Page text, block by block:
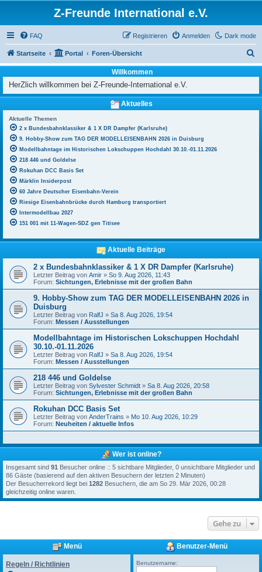
Z-Freunde International e.V.
Dark mode
FAQ Anmelden
Registrieren
Startseite Portal Foren-Übersicht
u
h
e
Willkommen
HerZlich willkommen bei Z-Freunde-International e.V.
Aktuelles
Aktuelle Themen
2 x Bundesbahnklassiker & 1 X DR Dampfer (Karlsruhe)
9. Hobby-Show zum TAG DER MODELLEISENBAHN 2026 in Duisburg
Modellbahntage im Historischen Lokschuppen Hochdahl 30.10.-01.11.2026
218 446 und Goldelse
Rokuhan DCC Basis Set
Märklin Insiderpost
60 Jahre Deutscher Eisenbahn-Verein
Riesige Eisenbahnbrücke durch Hamburg transportiert
Intermodellbau 2027
151 001 mit 11-Wagen-SDZ gen Titisee
Aktuelle Beiträge
2 x Bundesbahnklassiker & 1 X DR Dampfer (Karlsruhe)
Letzter Beitrag von Amir » So 9. Aug 2026, 11:43
Forum: Sichtungen, Erlebnisse mit der großen Bahn
9. Hobby-Show zum TAG DER MODELLEISENBAHN 2026 in
Duisburg
Letzter Beitrag von RalfJ » Sa 8. Aug 2026, 19:54
Forum: Messen / Ausstellungen
Modellbahntage im Historischen Lokschuppen Hochdahl
30.10.-01.11.2026
Letzter Beitrag von RalfJ » Sa 8. Aug 2026, 19:54
Forum: Messen / Ausstellungen
218 446 und Goldelse
Letzter Beitrag von Sylvester Schmidt » Sa 8. Aug 2026, 20:58
Forum: Sichtungen, Erlebnisse mit der großen Bahn
Rokuhan DCC Basis Set
Letzter Beitrag von AnderTrains » Mo 10. Aug 2026, 10:29
Forum: Neuheiten / aktuelle Infos
Wer ist online?
Insgesamt sind 91 Besucher online :: 5 sichtbare Mitglieder, 0 unsichtbare Mitglieder und
86 Gäste (basierend auf den aktiven Besuchern der letzten 2 Minuten)
Der Besucherrekord liegt bei 1282 Besuchern, die am So 29. Mär 2026, 00:28
gleichzeitig online waren.
Gehe zu
Menü
Regeln / Richtlinien
Benutzer-Menü
Benutzername: